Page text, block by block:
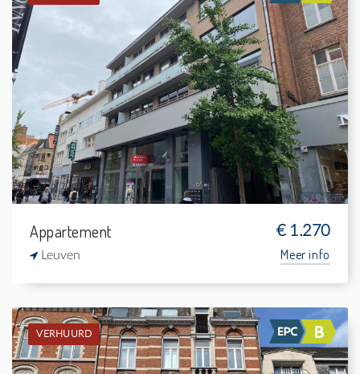
Verhuurd: Appartement
2
20 m²
1
120 m²
Appartement € 1.270
Leuven Meer info
VERHUURD